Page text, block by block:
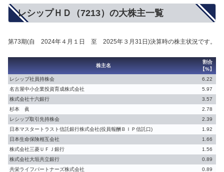
レシップＨＤ（7213）の大株主一覧
第73期(自 2024年４月１日 至 2025年３月31日)決算時の株主状況です。
株主名
割合
【%】
レシップ社員持株会
6.22
名古屋中小企業投資育成株式会社
5.97
株式会社十六銀行
3.57
杉本 眞
2.78
レシップ取引先持株会
2.39
日本マスタートラスト信託銀行株式会社(役員報酬ＢＩＰ信託口)
1.92
日本生命保険相互会社
1.66
株式会社三菱ＵＦＪ銀行
1.56
株式会社大垣共立銀行
0.89
共栄ライフパートナーズ株式会社
0.89